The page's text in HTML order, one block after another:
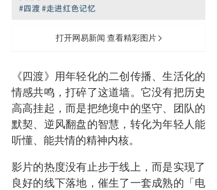
打开网易新闻 查看精彩图片
《四渡》用年轻化的二创传播、生活化的
情感共鸣，打碎了这道墙。它没有把历史
高高挂起，而是把绝境中的坚守、团队的
默契、逆风翻盘的智慧，转化为年轻人能
听懂、能共情的精神内核。
影片的热度没有止步于线上，而是实现了
良好的线下落地，催生了一套成熟的「电